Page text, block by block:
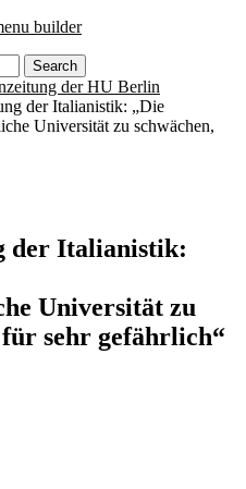
builder
der Italianistik: „Die
Universität zu schwächen,
der Italianistik:
Universität zu
sehr gefährlich“